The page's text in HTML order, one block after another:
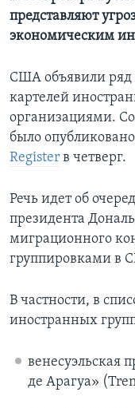
представляют
экономическим
США объявили ряд
картелей
организациями.
было
Register в четверг.
Речь идет об
президента
миграционного
группировками в
В частности, в
иностранных
венесуэльская
де Арагуа»